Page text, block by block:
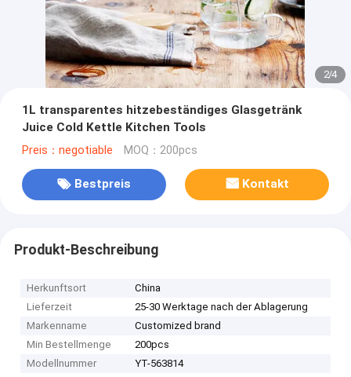
2/4
1L transparentes hitzebeständiges Glasgetränk
Juice Cold Kettle Kitchen Tools
Preis：negotiable MOQ：200pcs
Bestpreis Kontakt
Produkt-Beschreibung
Herkunftsort
China
Lieferzeit
25-30 Werktage nach der Ablagerung
Markenname
Customized brand
Min Bestellmenge
200pcs
Modellnummer
YT-563814